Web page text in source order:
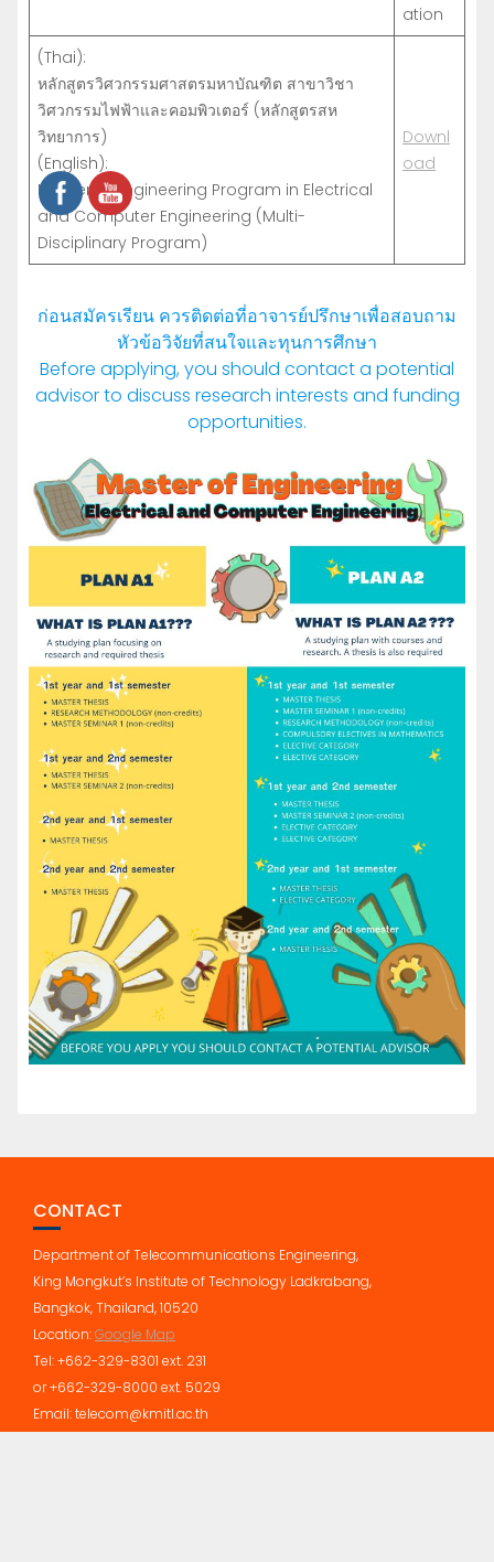
ation
(Thai):
หลักสูตรวิศวกรรมศาสตรมหาบัณฑิต สาขาวิชา
วิศวกรรมไฟฟ้าและคอมพิวเตอร์ (หลักสูตรสห
วิทยาการ)
(English):
Master of Engineering Program in Electrical
and Computer Engineering (Multi-
Disciplinary Program)
Downl
oad
ก่อนสมัครเรียน ควรติดต่อที่อาจารย์ปรึกษาเพื่อสอบถาม
หัวข้อวิจัยที่สนใจและทุนการศึกษา
Before applying, you should contact a potential
advisor to discuss research interests and funding
opportunities.
CONTACT
Department of Telecommunications Engineering,
King Mongkut’s Institute of Technology Ladkrabang,
Bangkok, Thailand, 10520
Location:Google Map
Tel: +662-329-8301 ext. 231
or +662-329-8000 ext. 5029
Email: telecom@kmitl.ac.th